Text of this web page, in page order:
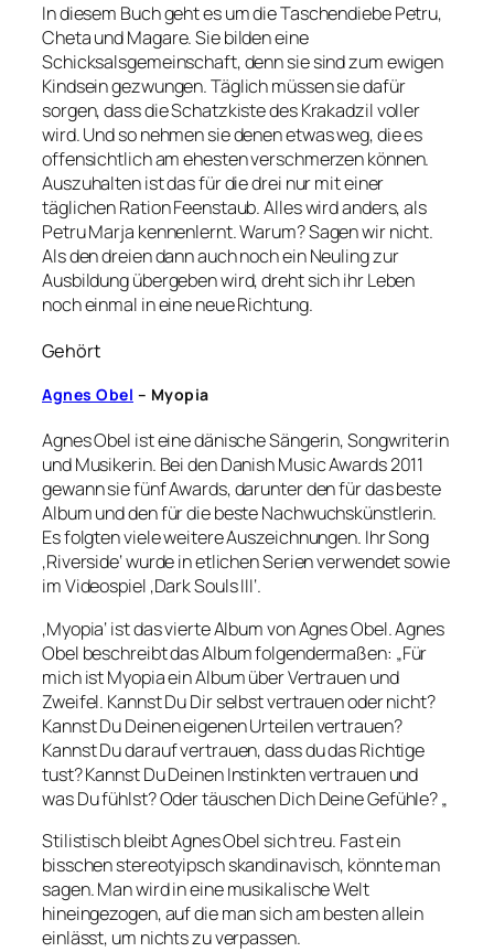
In diesem Buch geht es um die Taschendiebe Petru,
Cheta und Magare. Sie bilden eine
Schicksalsgemeinschaft, denn sie sind zum ewigen
Kindsein gezwungen. Täglich müssen sie dafür
sorgen, dass die Schatzkiste des Krakadzil voller
wird. Und so nehmen sie denen etwas weg, die es
offensichtlich am ehesten verschmerzen können.
Auszuhalten ist das für die drei nur mit einer
täglichen Ration Feenstaub. Alles wird anders, als
Petru Marja kennenlernt. Warum? Sagen wir nicht.
Als den dreien dann auch noch ein Neuling zur
Ausbildung übergeben wird, dreht sich ihr Leben
noch einmal in eine neue Richtung.
Gehört
Agnes Obel – Myopia
Agnes Obel ist eine dänische Sängerin, Songwriterin
und Musikerin. Bei den Danish Music Awards 2011
gewann sie fünf Awards, darunter den für das beste
Album und den für die beste Nachwuchskünstlerin.
Es folgten viele weitere Auszeichnungen. Ihr Song
‚Riverside‘ wurde in etlichen Serien verwendet sowie
im Videospiel ‚Dark Souls III‘.
‚Myopia‘ ist das vierte Album von Agnes Obel. Agnes
Obel beschreibt das Album folgendermaßen: „Für
mich ist Myopia ein Album über Vertrauen und
Zweifel. Kannst Du Dir selbst vertrauen oder nicht?
Kannst Du Deinen eigenen Urteilen vertrauen?
Kannst Du darauf vertrauen, dass du das Richtige
tust? Kannst Du Deinen Instinkten vertrauen und
was Du fühlst? Oder täuschen Dich Deine Gefühle? „
Stilistisch bleibt Agnes Obel sich treu. Fast ein
bisschen stereotyipsch skandinavisch, könnte man
sagen. Man wird in eine musikalische Welt
hineingezogen, auf die man sich am besten allein
einlässt, um nichts zu verpassen.